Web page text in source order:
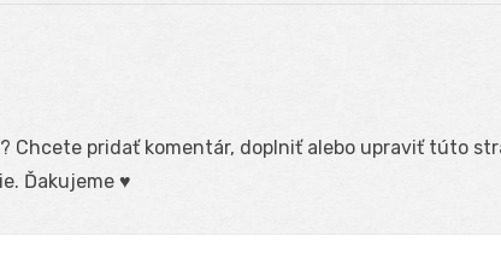
Chcete pridať komentár, doplniť alebo upraviť túto
Ďakujeme ♥